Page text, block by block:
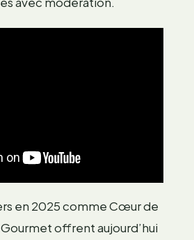
en 2025 comme Cœur de
offrent aujourd’hui